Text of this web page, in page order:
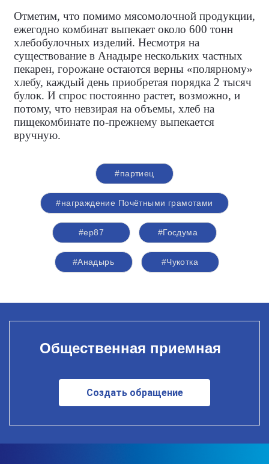
Отметим, что помимо мясомолочной продукции,
ежегодно комбинат выпекает около 600 тонн
хлебобулочных изделий. Несмотря на
существование в Анадыре нескольких частных
пекарен, горожане остаются верны «полярному»
хлебу, каждый день приобретая порядка 2 тысяч
булок. И спрос постоянно растет, возможно, и
потому, что невзирая на объемы, хлеб на
пищекомбинате по-прежнему выпекается
вручную.
#партиец
#награждение Почётными грамотами
#ер87 #Госдума
#Анадырь #Чукотка
Общественная приемная
Создать обращение